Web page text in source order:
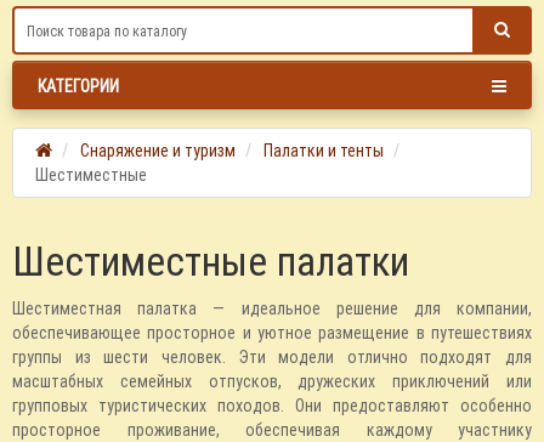
КАТЕГОРИИ
Снаряжение и туризм
Палатки и тенты
Шестиместные
Шестиместные палатки
Шестиместная палатка — идеальное решение для компании,
обеспечивающее просторное и уютное размещение в путешествиях
группы из шести человек. Эти модели отлично подходят для
масштабных семейных отпусков, дружеских приключений или
групповых туристических походов. Они предоставляют особенно
просторное проживание, обеспечивая каждому участнику